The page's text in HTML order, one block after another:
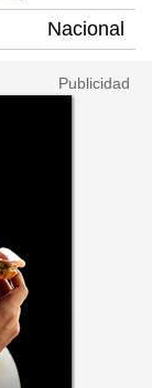
Nacional